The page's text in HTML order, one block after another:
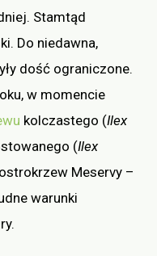
Stamtąd
Do niedawna,
dość ograniczone.
w momencie
kolczastego (Ilex
(Ilex
Meservy –
warunki